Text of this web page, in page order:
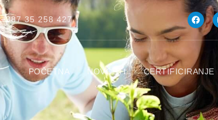
+387 35 258 427
POČETNA NOVOSTI CERTIFICIRANJE